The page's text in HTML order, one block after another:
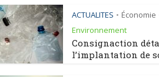
ACTUALITES • Économie
Environnement
Consignaction
l’implantation de